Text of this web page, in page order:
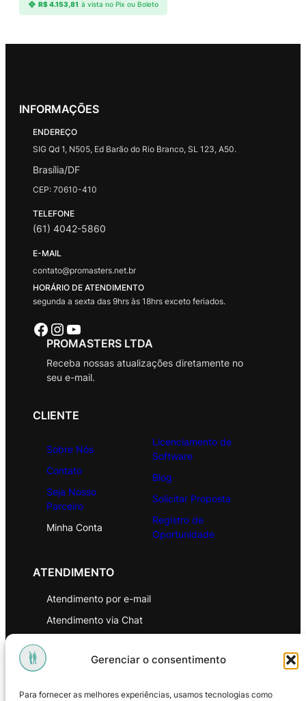
Gerenciar o consentimento
Para fornecer as melhores experiências, usamos tecnologias como
R$4.153,81 à vista no Pix ou Boleto
INFORMAÇÕES
ENDEREÇO
SIG Qd 1, N505, Ed Barão do Rio Branco, SL 123, A50.
Brasília/DF
CEP: 70610-410
TELEFONE
(61) 4042-5860
E-MAIL
contato@promasters.net.br
HORÁRIO DE ATENDIMENTO
segunda a sexta das 9hrs às 18hrs exceto feriados.
Facebook Instagram Youtube
PROMASTERS LTDA
Receba nossas atualizações diretamente no
seu e-mail.
CLIENTE
Sobre Nós
Contato
Seja Nosso
Parceiro
Minha Conta
Licenciamento de
Software
Blog
Solicitar Proposta
Registro de
Oportunidade
ATENDIMENTO
Atendimento por e-mail
Atendimento via Chat